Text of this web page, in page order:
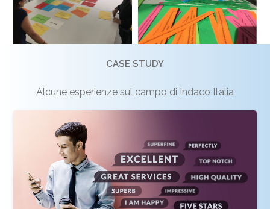
CASE STUDY
Alcune esperienze sul campo di Indaco Italia